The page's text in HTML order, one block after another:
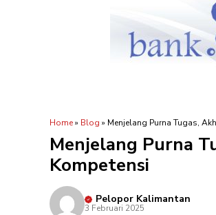
Home» Blog » Menjelang Purna Tugas,
Menjelang Purna
Kompetensi
Pelopor Kalimantan
3 Februari 2025